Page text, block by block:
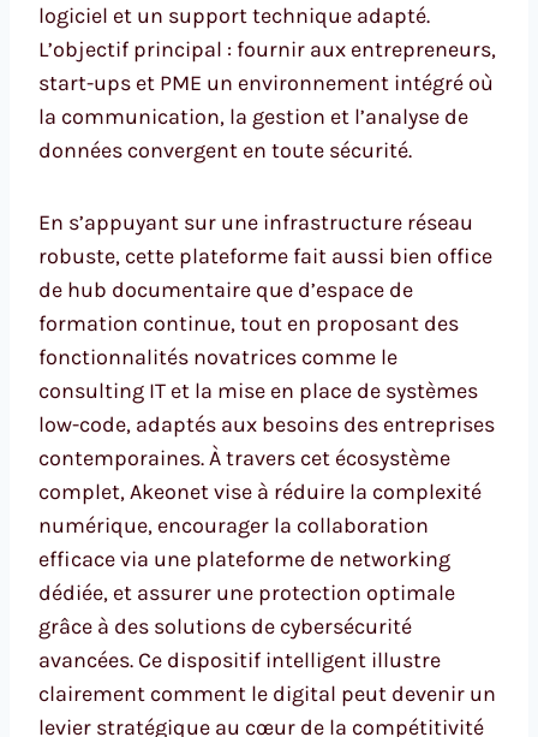
logiciel et un support technique adapté.
L’objectif principal : fournir aux entrepreneurs,
start-ups et PME un environnement intégré où
la communication, la gestion et l’analyse de
données convergent en toute sécurité.
En s’appuyant sur une infrastructure réseau
robuste, cette plateforme fait aussi bien office
de hub documentaire que d’espace de
formation continue, tout en proposant des
fonctionnalités novatrices comme le
consulting IT et la mise en place de systèmes
low-code, adaptés aux besoins des entreprises
contemporaines. À travers cet écosystème
complet, Akeonet vise à réduire la complexité
numérique, encourager la collaboration
efficace via une plateforme de networking
dédiée, et assurer une protection optimale
grâce à des solutions de cybersécurité
avancées. Ce dispositif intelligent illustre
clairement comment le digital peut devenir un
levier stratégique au cœur de la compétitivité